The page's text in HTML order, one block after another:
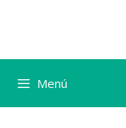
Menú